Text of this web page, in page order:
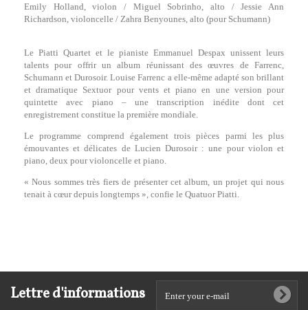
Emily Holland, violon / Miguel Sobrinho, alto / Jessie Ann
Richardson, violoncelle / Zahra Benyounes, alto (pour Schumann)
Le Piatti Quartet et le pianiste Emmanuel Despax unissent leurs
talents pour offrir un album réunissant des œuvres de Farrenc,
Schumann et Durosoir. Louise Farrenc a elle-même adapté son brillant
et dramatique Sextuor pour vents et piano en une version pour
quintette avec piano – une transcription inédite dont cet
enregistrement constitue la première mondiale.
Le programme comprend également trois pièces parmi les plus
émouvantes et délicates de Lucien Durosoir : une pour violon et
piano, deux pour violoncelle et piano.
« Nous sommes très fiers de présenter cet album, un projet qui nous
tenait à cœur depuis longtemps », confie le Quatuor Piatti.
Lettre d'informations